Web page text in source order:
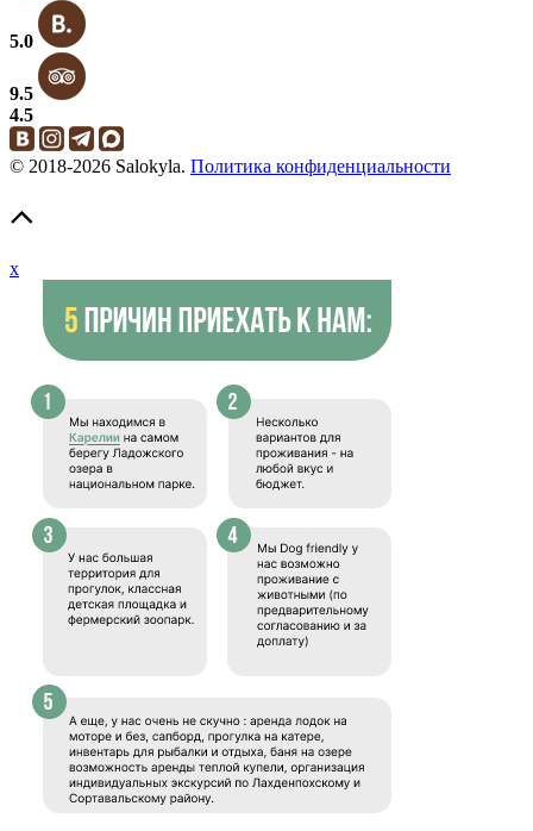
5.0
9.5
4.5
© 2018-2026 Salokyla. Политика конфиденциальности
x